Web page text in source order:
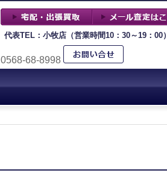
代表TEL：小牧店（営業時間10：30～19：00）
0568-68-8998